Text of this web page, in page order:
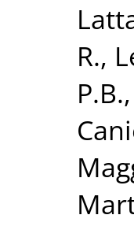
R.,
P.B.,